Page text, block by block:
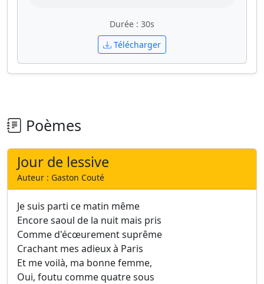
Durée : 30s
Télécharger
Poèmes
Jour de lessive
Auteur : Gaston Couté
Je suis parti ce matin même
Encore saoul de la nuit mais pris
Comme d'écœurement suprême
Crachant mes adieux à Paris
Et me voilà, ma bonne femme,
Oui, foutu comme quatre sous